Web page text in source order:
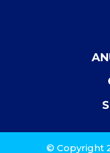
© Copyright